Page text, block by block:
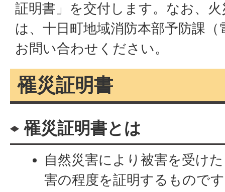
証明書」を交付します。なお、
は、十日町地域消防本部予防課
お問い合わせください。
罹災証明書
罹災証明書とは
自然災害により被害を受け
害の程度を証明するもので